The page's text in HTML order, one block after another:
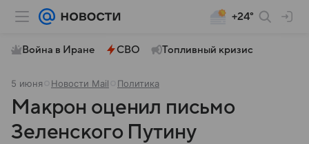
+24°
Война в Иране СВО Топливный кризис
5 июня Новости Mail Политика
Макрон оценил письмо
Зеленского Путину